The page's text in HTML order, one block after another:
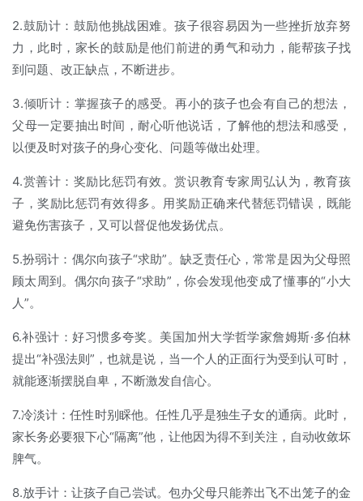
2.鼓励计：鼓励他挑战困难。孩子很容易因为一些挫折放弃努
力，此时，家长的鼓励是他们前进的勇气和动力，能帮孩子找
到问题、改正缺点，不断进步。
3.倾听计：掌握孩子的感受。再小的孩子也会有自己的想法，
父母一定要抽出时间，耐心听他说话，了解他的想法和感受，
以便及时对孩子的身心变化、问题等做出处理。
4.赏善计：奖励比惩罚有效。赏识教育专家周弘认为，教育孩
子，奖励比惩罚有效得多。用奖励正确来代替惩罚错误，既能
避免伤害孩子，又可以督促他发扬优点。
5.扮弱计：偶尔向孩子“求助”。缺乏责任心，常常是因为父母照
顾太周到。偶尔向孩子“求助”，你会发现他变成了懂事的“小大
人”。
6.补强计：好习惯多夸奖。美国加州大学哲学家詹姆斯·多伯林
提出“补强法则”，也就是说，当一个人的正面行为受到认可时，
就能逐渐摆脱自卑，不断激发自信心。
7.冷淡计：任性时别睬他。任性几乎是独生子女的通病。此时，
家长务必要狠下心“隔离”他，让他因为得不到关注，自动收敛坏
脾气。
8.放手计：让孩子自己尝试。包办父母只能养出飞不出笼子的金